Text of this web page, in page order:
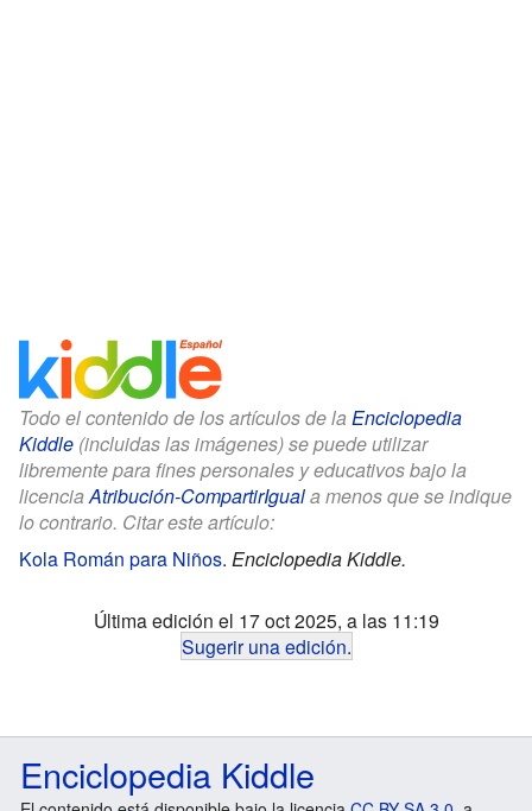
Todo el contenido de los artículos de la Enciclopedia
Kiddle (incluidas las imágenes) se puede utilizar
libremente para fines personales y educativos bajo la
licenciaAtribución-CompartirIguala menos que se indique
lo contrario. Citar este artículo:
Kola Román para Niños. Enciclopedia Kiddle.
Última edición el 17 oct 2025, a las 11:19
Sugerir una edición.
Enciclopedia Kiddle